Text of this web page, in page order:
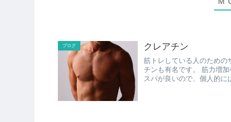
ブログ クレアチン
筋トレしている人のための
チンも有名です。 筋力増加や脳にも効くっていう話もあり、しかもプロテインよりコ
スパが良いので、個人的に